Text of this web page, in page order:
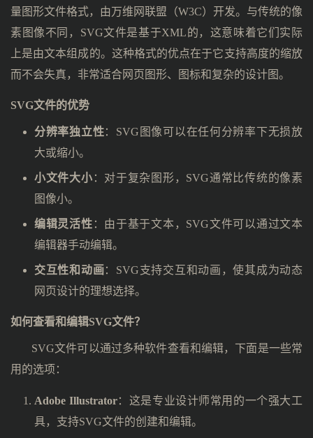
量图形文件格式，由万维网联盟（W3C）开发。与传统的像
素图像不同，SVG文件是基于XML的，这意味着它们实际
上是由文本组成的。这种格式的优点在于它支持高度的缩放
而不会失真，非常适合网页图形、图标和复杂的设计图。
SVG文件的优势
分辨率独立性：SVG图像可以在任何分辨率下无损放
大或缩小。
小文件大小：对于复杂图形，SVG通常比传统的像素
图像小。
编辑灵活性 ：由于基于文本，SVG文件可以通过文本
编辑器手动编辑。
交互性和动画：SVG支持交互和动画，使其成为动态
网页设计的理想选择。
如何查看和编辑SVG文件？
SVG文件可以通过多种软件查看和编辑，下面是一些常
用的选项：
Adobe Illustrator：这是专业设计师常用的一个强大工
具，支持SVG文件的创建和编辑。